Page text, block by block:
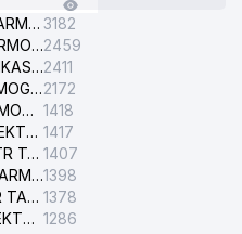
MChJ
FIRMASI
YASHNOBOD ELEKTR TARMOG'I NOSOZLIKLARI XIZMATI 3182
CHILONZOR ELEKTR TARMOG'I NOSOZLIK XIZMATI2459
O'ZBEKISTON RESPUBLIKASI BOSH PROKURATURASI ISHONCH TELEFONI2411
OLMAZOR ELEKTR TARMOG'I NOSOZLIKLARI XIZMATI2172
UCH-TEPA ELEKTR TARMOG'I NOSOZLIKLARI XIZMATI 1418
TOSHKENT SHAHAR ELEKTR TARMOQLARI KORXONASI AJ 1417
SHAYXONTOHUR ELEKTR TARMOG'I NOSOZLIKLARINI TUZATISH XIZMATI 1407
SAMARQAND ELEKTR TARMOQLARI AJ1398
SURXONDARYO ELEKTR TARMOQLARI AJ 1378
TOSHKENT TUMANI ELEKTR TARMOG'I AVARIYA XIZMATI 1286